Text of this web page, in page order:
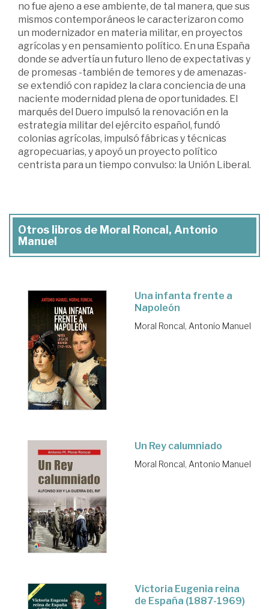
no fue ajeno a ese ambiente, de tal manera, que sus
mismos contemporáneos le caracterizaron como
un modernizador en materia militar, en proyectos
agrícolas y en pensamiento político. En una España
donde se advertía un futuro lleno de expectativas y
de promesas -también de temores y de amenazas-
se extendió con rapidez la clara conciencia de una
naciente modernidad plena de oportunidades. El
marqués del Duero impulsó la renovación en la
estrategia militar del ejército español, fundó
colonias agrícolas, impulsó fábricas y técnicas
agropecuarias, y apoyó un proyecto político
centrista para un tiempo convulso: la Unión Liberal.
Otros libros de Moral Roncal, Antonio
Manuel
Una infanta frente a
Napoleón
Moral Roncal, Antonio Manuel
Un Rey calumniado
Moral Roncal, Antonio Manuel
Victoria Eugenia reina
de España (1887-1969)